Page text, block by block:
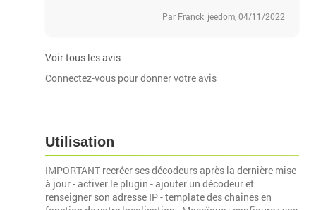
Par Franck_jeedom, 04/11/2022
Voir tous les avis
Connectez-vous pour donner votre avis
Utilisation
IMPORTANT recréer ses décodeurs après la dernière mise
à jour - activer le plugin - ajouter un décodeur et
renseigner son adresse IP - template des chaines en